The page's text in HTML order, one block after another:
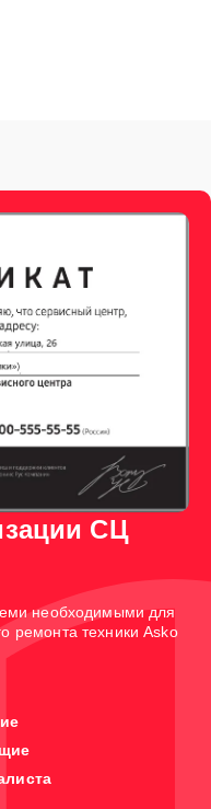
СЦ
необходимыми для
ремонта техники Asko